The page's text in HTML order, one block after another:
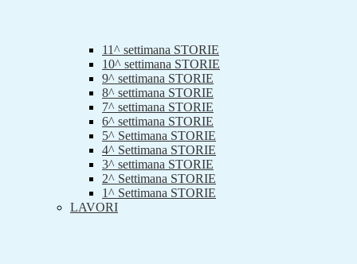
11^ settimana STORIE
10^ settimana STORIE
9^ settimana STORIE
8^ settimana STORIE
7^ settimana STORIE
6^ settimana STORIE
5^ Settimana STORIE
4^ Settimana STORIE
3^ settimana STORIE
2^ Settimana STORIE
1^ Settimana STORIE
LAVORI